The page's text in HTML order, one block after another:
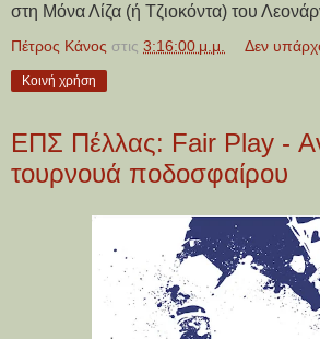
στη Μόνα Λίζα (ή Τζιοκόντα) του
Πέτρος Κάνος στις 3:16:00 μ.μ. Δεν
Κοινή χρήση
ΕΠΣ Πέλλας: Fair Play -
τουρνουά ποδοσφαίρου